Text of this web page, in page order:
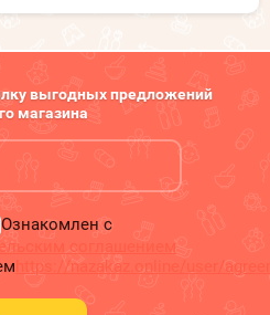
выгодных предложений
магазина
Ознакомлен с
соглашением
https://nazakaz.online/user/